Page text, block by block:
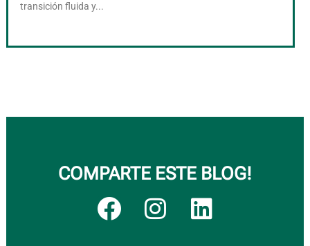
transición fluida y...
COMPARTE ESTE BLOG!